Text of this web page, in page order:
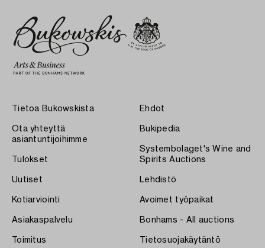
Tietoa Bukowskista
Ota yhteyttä
asiantuntijoihimme
Tulokset
Uutiset
Kotiarviointi
Asiakaspalvelu
Toimitus
Ehdot
Bukipedia
Systembolaget's Wine and
Spirits Auctions
Lehdistö
Avoimet työpaikat
Bonhams - All auctions
Tietosuojakäytäntö